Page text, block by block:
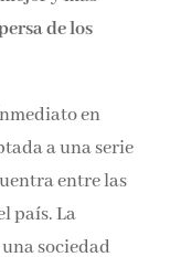
de los
en
a una
encuentra
en aquel país.
una